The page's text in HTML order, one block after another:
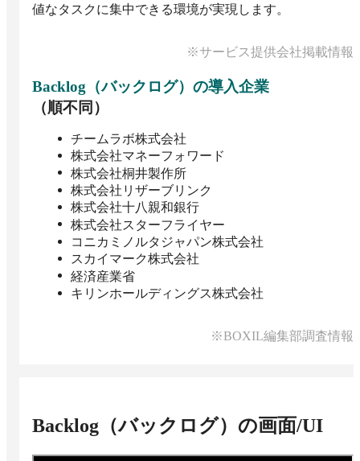
値なタスクに集中できる環境が実現します。
※サービス提供会社掲載情報
Backlog（バックログ） の導入企業
（順不同）
チームラボ株式会社
株式会社マネーフォワード
株式会社桐井製作所
株式会社リザーブリンク
株式会社十八親和銀行
株式会社スターフライヤー
コニカミノルタジャパン株式会社
スカイマーク株式会社
経済産業省
キリンホールディングス株式会社
※BOXIL編集部調査情報
Backlog（バックログ） の画面/UI